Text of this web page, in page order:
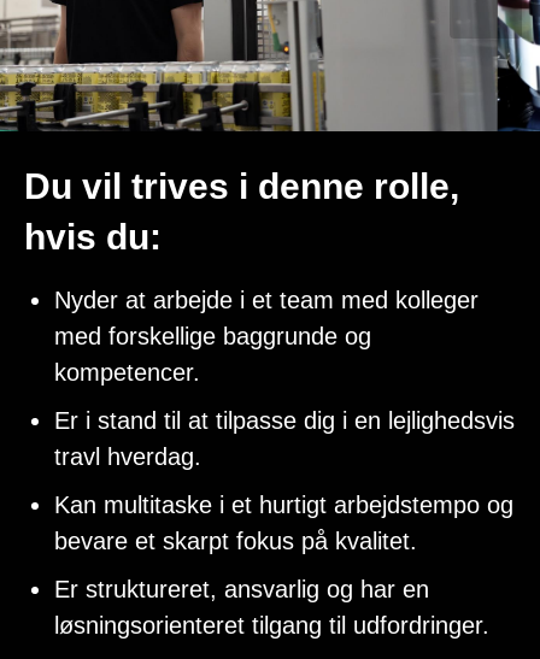
Du vil trives i denne rolle,
hvis du:
Nyder at arbejde i et team med kolleger
med forskellige baggrunde og
kompetencer.
Er i stand til at tilpasse dig i en lejlighedsvis
travl hverdag.
Kan multitaske i et hurtigt arbejdstempo og
bevare et skarpt fokus på kvalitet.
Er struktureret, ansvarlig og har en
løsningsorienteret tilgang til udfordringer.